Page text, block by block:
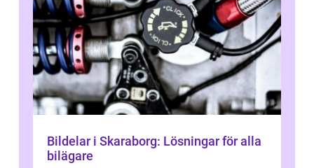
Bildelar i Skaraborg: Lösningar för alla
bilägare